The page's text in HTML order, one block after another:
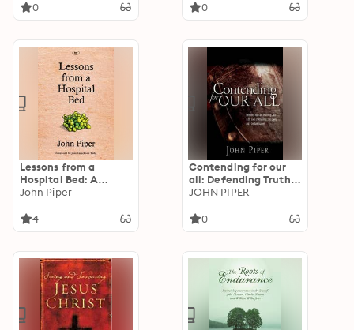
0 0
Lessons from a
Hospital Bed: A
Spiritual Tonic For
And Recovery
John Piper
4
Contending for our
all: Defending Truth
And Treasuring Christ
Athanasius, John
JOHN PIPER
0